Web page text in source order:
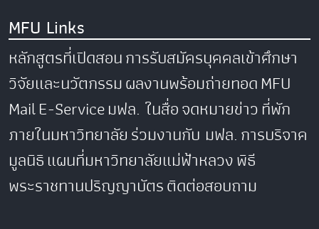
MFU Links
หลักสูตรที่เปิดสอนการรับสมัครบุคคลเข้าศึกษา
วิจัยและนวัตกรรมผลงานพร้อมถ่ายทอดMFU
MailE-Serviceมฟล. ในสื่อจดหมายข่าวที่พัก
ภายในมหาวิทยาลัยร่วมงานกับ มฟล.การบริจาค
มูลนิธิแผนที่มหาวิทยาลัยแม่ฟ้าหลวงพิธี
พระราชทานปริญญาบัตรติดต่อสอบถาม